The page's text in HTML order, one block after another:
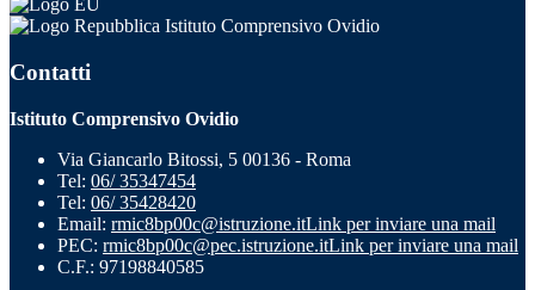
Istituto Comprensivo Ovidio
Contatti
Istituto Comprensivo Ovidio
Via Giancarlo Bitossi, 5 00136 - Roma
Tel: 06/ 35347454
Tel: 06/ 35428420
Email: rmic8bp00c@istruzione.itLink per inviare una mail
PEC: rmic8bp00c@pec.istruzione.itLink per inviare una mail
C.F.: 97198840585